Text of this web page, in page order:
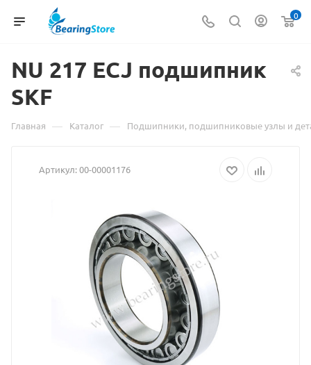
0
NU 217 ECJ подшипник
Материал
о
NU
подшипник
SKF
Главная — Каталог — Подшипники, подшипниковые узлы и
Артикул:00-00001176